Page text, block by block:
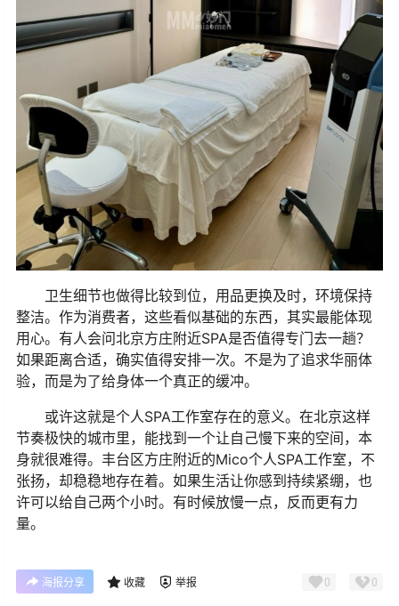
卫生细节也做得比较到位，用品更换及时，环境保持
整洁。作为消费者，这些看似基础的东西，其实最能体现
用心。有人会问北京方庄附近SPA是否值得专门去一趟？
如果距离合适，确实值得安排一次。不是为了追求华丽体
验，而是为了给身体一个真正的缓冲。
或许这就是个人SPA工作室存在的意义。在北京这样
节奏极快的城市里，能找到一个让自己慢下来的空间，本
身就很难得。丰台区方庄附近的Mico个人SPA工作室，不
张扬，却稳稳地存在着。如果生活让你感到持续紧绷，也
许可以给自己两个小时。有时候放慢一点，反而更有力
量。
海报分享 收藏 举报 0 0